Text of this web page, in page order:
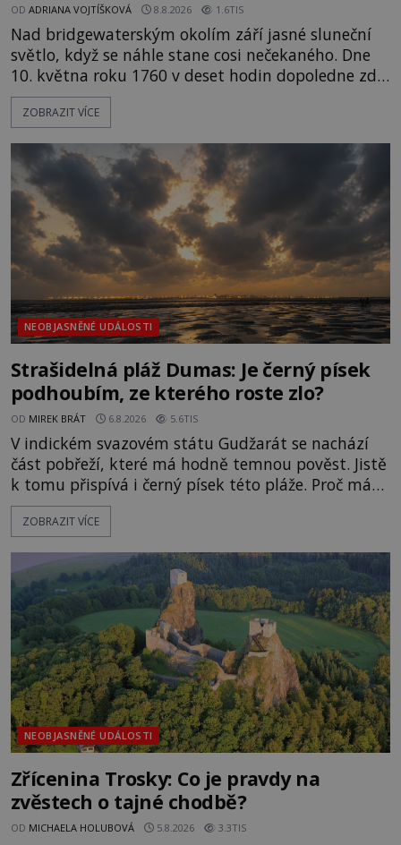
OD ADRIANA VOJTÍŠKOVÁ 8.8.2026 1.6TIS
Nad bridgewaterským okolím září jasné sluneční
světlo, když se náhle stane cosi nečekaného. Dne
10. května roku 1760 v deset hodin dopoledne zde
dojde k vůbec prvnímu historicky doloženému
přeletu UFO. Podle záznamů vyzařuje takové
jen o nějaký optický klam, nebo se zde skutečně
právě vznáší mimozemská loď
ZOBRAZIT VÍCE
NEOBJASNĚNÉ UDÁLOSTI
Strašidelná pláž Dumas: Je černý písek
podhoubím, ze kterého roste zlo?
OD MIREK BRÁT 6.8.2026 5.6TIS
V indickém svazovém státu Gudžarát se nachází
část pobřeží, které má hodně temnou pověst. Jistě
k tomu přispívá i černý písek této pláže. Proč má
pláž takové netypické zbarvení? Nakolik jsou
pravdivé historky, že zde došlo k nevysvětlitelným
následovat. Vstupujeme na pláž Dumas ve městě
Surat. Gu
ZOBRAZIT VÍCE
NEOBJASNĚNÉ UDÁLOSTI
Zřícenina Trosky: Co je pravdy na
zvěstech o tajné chodbě?
OD MICHAELA HOLUBOVÁ 5.8.2026 3.3TIS